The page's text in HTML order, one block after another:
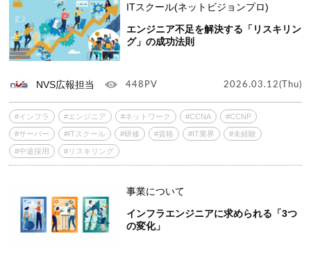
ITスクール(ネットビジョンプロ)
エンジニア不足を解決する「リスキリン
グ」の成功法則
NVS広報担当 448PV 2026.03.12(Thu)
#インフラ #エンジニア #ネットワーク #CCNA #CCNP
#サーバー #ITスクール #研修 #資格 #IT業界 #未経験
#中途採用 #リスキリング
事業について
インフラエンジニアに求められる「3つ
の変化」